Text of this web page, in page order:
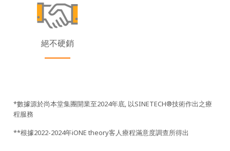
絕不硬銷
*數據源於尚本堂集團開業至2024年底, 以SINETECH®技術作出之療
程服務
**根據2022-2024年iONE theory客人療程滿意度調查所得出